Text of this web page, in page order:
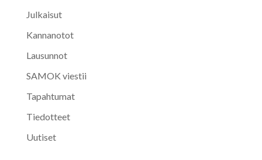
Julkaisut
Kannanotot
Lausunnot
SAMOK viestii
Tapahtumat
Tiedotteet
Uutiset